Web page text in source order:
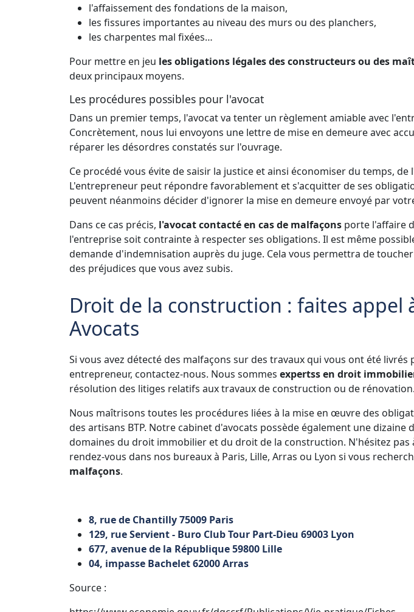
l'affaissement des fondations de la maison,
les fissures importantes au niveau des murs ou des planchers,
les charpentes mal fixées…
Pour mettre en jeu les obligations légales des constructeurs ou des
deux principaux moyens.
Les procédures possibles pour l'avocat
Dans un premier temps, l'avocat va tenter un règlement amiable avec
Concrètement, nous lui envoyons une lettre de mise en demeure avec
réparer les désordres constatés sur l'ouvrage.
Ce procédé vous évite de saisir la justice et ainsi économiser du temps,
L'entrepreneur peut répondre favorablement et s'acquitter de ses
peuvent néanmoins décider d'ignorer la mise en demeure envoyé par
Dans ce cas précis, l'avocat contacté en cas de malfaçons porte l'affaire
l'entreprise soit contrainte à respecter ses obligations. Il est même
demande d'indemnisation auprès du juge. Cela vous permettra de
des préjudices que vous avez subis.
Droit de la construction : faites appel
Avocats
Si vous avez détecté des malfaçons sur des travaux qui vous ont été
entrepreneur, contactez-nous. Nous sommes expertss en droit
résolution des litiges relatifs aux travaux de construction ou de rénovation.
Nous maîtrisons toutes les procédures liées à la mise en œuvre des
des artisans BTP. Notre cabinet d'avocats possède également une dizaine
domaines du droit immobilier et du droit de la construction. N'hésitez
rendez-vous dans nos bureaux à Paris, Lille, Arras ou Lyon si vous
malfaçons.
8, rue de Chantilly 75009 Paris
129, rue Servient - Buro Club Tour Part-Dieu 69003 Lyon
677, avenue de la République 59800 Lille
04, impasse Bachelet 62000 Arras
Source :